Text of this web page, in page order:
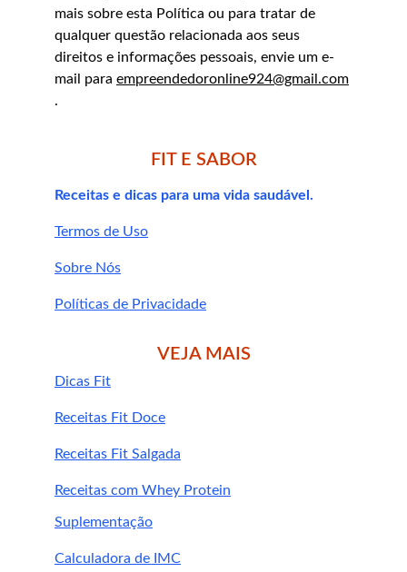
mais sobre esta Política ou para tratar de
qualquer questão relacionada aos seus
direitos e informações pessoais, envie um e-
mail para empreendedoronline924@gmail.com
.
FIT E SABOR
Receitas e dicas para uma vida saudável.
Políticas de Privacidade
Sobre Nós
Termos de Uso
VEJA MAIS
Dicas Fit
Receitas Fit Doce
Receitas Fit Salgada
Suplementação
Receitas com Whey Protein
Calculadora de IMC